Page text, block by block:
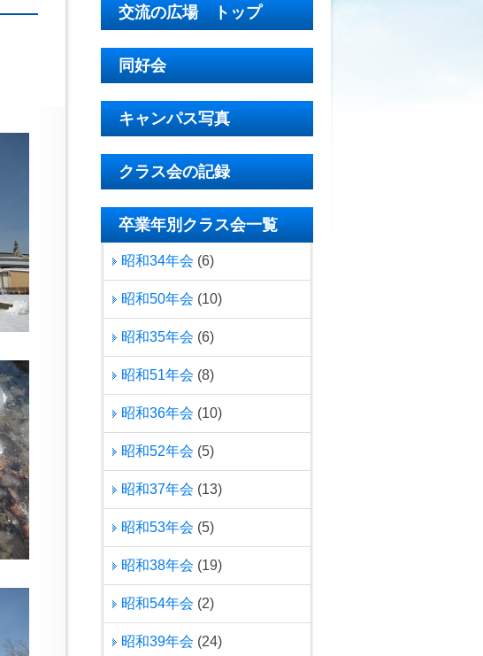
交流の広場 トップ
同好会
キャンパス写真
クラス会の記録
卒業年別クラス会一覧
昭和34年会 (6)
昭和50年会 (10)
昭和35年会 (6)
昭和51年会 (8)
昭和36年会 (10)
昭和52年会 (5)
昭和37年会 (13)
昭和53年会 (5)
昭和38年会 (19)
昭和54年会 (2)
昭和39年会 (24)